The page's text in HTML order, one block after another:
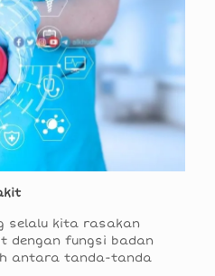
selalu kita rasakan
dengan fungsi badan
antara tanda-tanda